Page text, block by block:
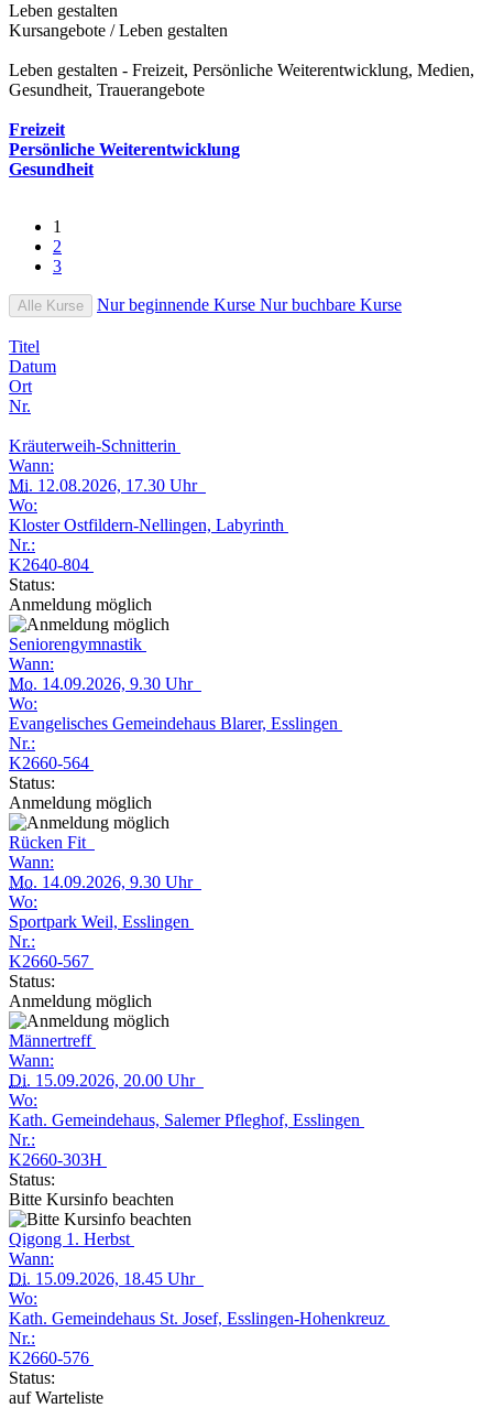
Leben gestalten
Kursangebote /Leben gestalten
Leben gestalten - Freizeit, Persönliche Weiterentwicklung, Medien,
Gesundheit, Trauerangebote
Freizeit
Persönliche Weiterentwicklung
Gesundheit
1
2
3
Alle Kurse Nur beginnende Kurse Nur buchbare Kurse
Titel
Datum
Ort
Nr.
Kräuterweih-Schnitterin
Wann:
Mi. 12.08.2026, 17.30 Uhr
Wo:
Kloster Ostfildern-Nellingen, Labyrinth
Nr.:
K2640-804
Status:
Anmeldung möglich
Seniorengymnastik
Wann:
Mo. 14.09.2026, 9.30 Uhr
Wo:
Evangelisches Gemeindehaus Blarer, Esslingen
Nr.:
K2660-564
Status:
Anmeldung möglich
Rücken Fit
Wann:
Mo. 14.09.2026, 9.30 Uhr
Wo:
Sportpark Weil, Esslingen
Nr.:
K2660-567
Status:
Anmeldung möglich
Männertreff
Wann:
Di. 15.09.2026, 20.00 Uhr
Wo:
Kath. Gemeindehaus, Salemer Pfleghof, Esslingen
Nr.:
K2660-303H
Status:
Bitte Kursinfo beachten
Qigong 1. Herbst
Wann:
Di. 15.09.2026, 18.45 Uhr
Wo:
Kath. Gemeindehaus St. Josef, Esslingen-Hohenkreuz
Nr.:
K2660-576
Status:
auf Warteliste